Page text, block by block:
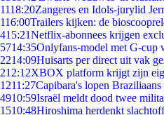
1118:20Zangeres en Idols-jurylid
116:00Trailers kijken: de
415:21Netflix-abonnees krijgen
5714:35Onlyfans-model met G-cup
2214:09Huisarts per direct uit vak
212:12XBOX platform krijgt zijn
1211:27Capibara's lopen
4910:59Israël meldt dood twee
1510:48Hiroshima herdenkt